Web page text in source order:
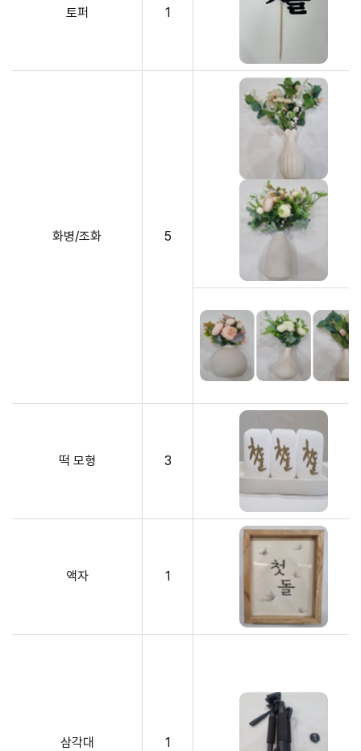
토퍼 1
화병/조화 5
떡 모형 3
액자 1
삼각대 1